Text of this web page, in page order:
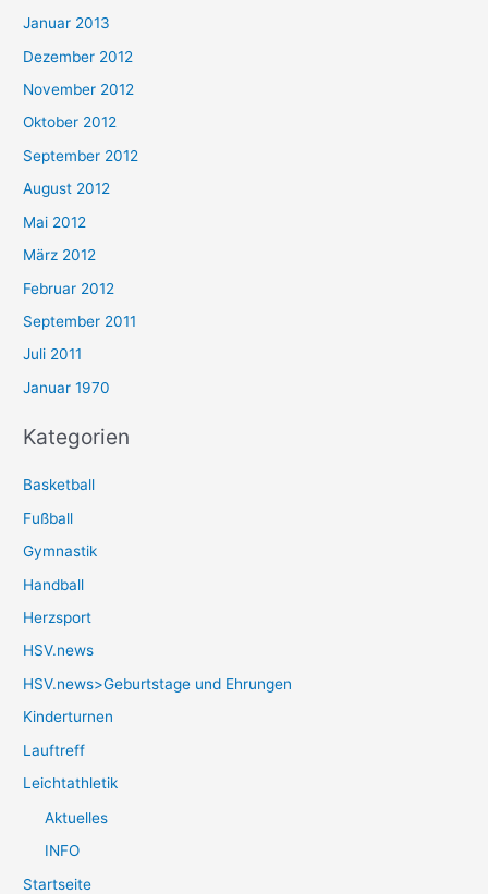
Januar 2013
Dezember 2012
November 2012
Oktober 2012
September 2012
August 2012
Mai 2012
März 2012
Februar 2012
September 2011
Juli 2011
Januar 1970
Kategorien
Basketball
Fußball
Gymnastik
Handball
Herzsport
HSV.news
HSV.news>Geburtstage und Ehrungen
Kinderturnen
Lauftreff
Leichtathletik
Aktuelles
INFO
Startseite